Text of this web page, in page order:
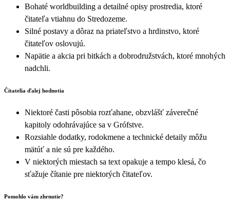
Bohaté worldbuilding a detailné opisy prostredia, ktoré
čitateľa vtiahnu do Stredozeme.
Silné postavy a dôraz na priateľstvo a hrdinstvo, ktoré
čitateľov oslovujú.
Napätie a akcia pri bitkách a dobrodružstvách, ktoré mnohých
nadchli.
Čitatelia ďalej hodnotia
Niektoré časti pôsobia rozťahane, obzvlášť záverečné
kapitoly odohrávajúce sa v Grófstve.
Rozsiahle dodatky, rodokmene a technické detaily môžu
mätúť a nie sú pre každého.
V niektorých miestach sa text opakuje a tempo klesá, čo
sťažuje čítanie pre niektorých čitateľov.
Pomohlo vám zhrnutie?